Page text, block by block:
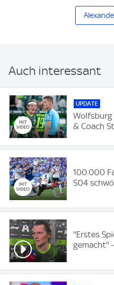
Auch interessant
UPDATE
& Coach
100.000
S04
''Erstes
gemacht''